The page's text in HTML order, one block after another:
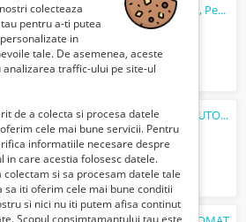
Autoturisme (Fiat, Opel, Skoda, Mercedes, Peugeot, Dacia, Jeep)
Euro €
ATV KXD MINI BIGGFOOT 001-6'' 125CC AUTOMATIC
cu vanzatorul
colecteaza
pentru a-ti putea
in
tale. De asemenea, aceste
traffic-ului pe site-ul
de a colecta si procesa datele
cele mai bune servicii. Pentru
informatiile necesare despre
in care acestia folosesc datele.
colectam si sa procesam datele tale
sa iti oferim cele mai bune conditii
si nici nu iti putem afisa continut
Scopul consimtamantului tau este